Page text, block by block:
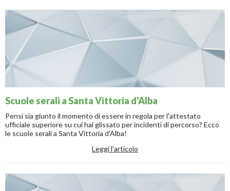
Scuole serali a Santa Vittoria d'Alba
Pensi sia giunto il momento di essere in regola per l'attestato
ufficiale superiore su cui hai glissato per incidenti di percorso? Ecco
le scuole serali a Santa Vittoria d'Alba!
Leggi l'articolo